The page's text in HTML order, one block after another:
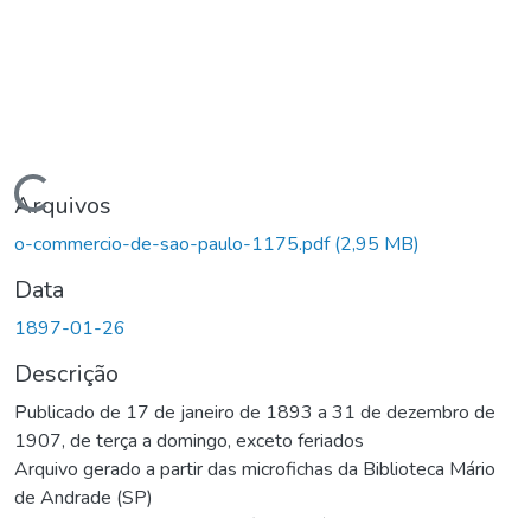
Carregando...
Arquivos
o-commercio-de-sao-paulo-1175.pdf(2,95 MB)
Data
1897-01-26
Descrição
Publicado de 17 de janeiro de 1893 a 31 de dezembro de
1907, de terça a domingo, exceto feriados
Arquivo gerado a partir das microfichas da Biblioteca Mário
de Andrade (SP)